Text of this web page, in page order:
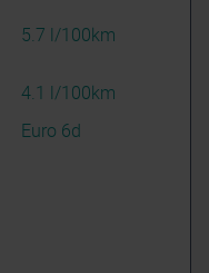
5.7 l/100km
4.1 l/100km
Euro 6d